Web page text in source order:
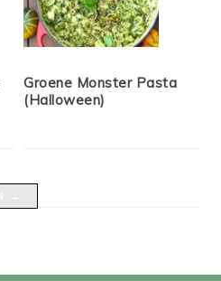
Groene Monster Pasta
(Halloween)